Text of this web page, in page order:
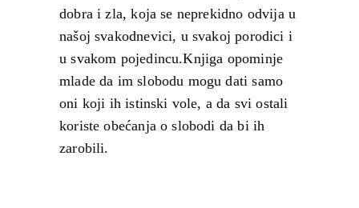
dobra i zla, koja se neprekidno odvija u
našoj svakodnevici, u svakoj porodici i
u svakom pojedincu.Knjiga opominje
mlade da im slobodu mogu dati samo
oni koji ih istinski vole, a da svi ostali
koriste obećanja o slobodi da bi ih
zarobili.